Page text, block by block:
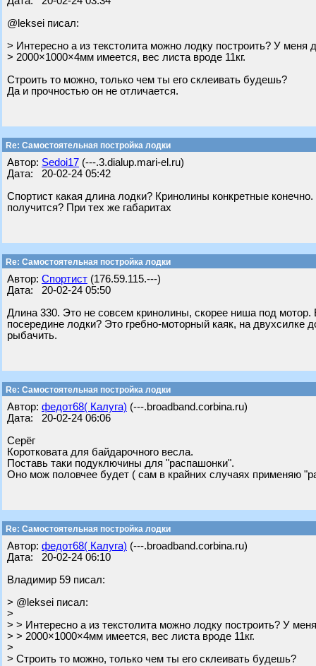
@leksei писал:
> Интересно а из текстолита можно лодку построить? У меня
> 2000×1000×4мм имеется, вес листа вроде 11кг.
Строить то можно, только чем ты его склеивать будешь?
Да и прочностью он не отличается.
Re: Самостоятельная постройка лодки
Автор: Sedoi17 (---.3.dialup.mari-el.ru)
Дата: 20-02-24 05:42
Спортист какая длина лодки? Кринолины конкретные
получится? При тех же габаритах
Re: Самостоятельная постройка лодки
Автор: Спортист (176.59.115.---)
Дата: 20-02-24 05:50
Длина 330. Это не совсем кринолины, скорее ниша под
посередине лодки? Это гребно-моторный каяк, на
рыбачить.
Re: Самостоятельная постройка лодки
Автор: федот68( Калуга) (---.broadband.corbina.ru)
Дата: 20-02-24 06:06
Серёг
Коротковата для байдарочного весла.
Поставь таки подуключины для "распашонки".
Оно мож половчее будет ( сам в крайних случаях применяю
Re: Самостоятельная постройка лодки
Автор: федот68( Калуга) (---.broadband.corbina.ru)
Дата: 20-02-24 06:10
Владимир 59 писал:
> @leksei писал:
>
> > Интересно а из текстолита можно лодку построить? У
> > 2000×1000×4мм имеется, вес листа вроде 11кг.
>
> Строить то можно, только чем ты его склеивать будешь?